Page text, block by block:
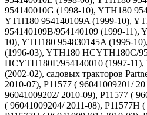
954140010G (1998-10), YTH180
YTH180 954140109A (1999-10),
954140109B/954140109 (1999-11),
10), YTH180 954830145A (1995-
(1996-03), YTH180 HCYTH180C/
HCYTH180E/954140010 (1997-
(2002-02), садовых тракторов
2010-07), P11577 ( 96041009201/
96041009202/ 2010-09), P11577 (
( 96041009204/ 2011-08), P11577H